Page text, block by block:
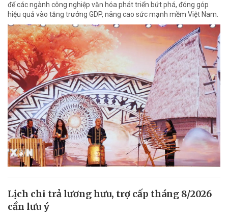
để các ngành công nghiệp văn hóa phát triển bứt phá, đóng góp
hiệu quả vào tăng trưởng GDP, nâng cao sức mạnh mềm Việt Nam.
Lịch chi trả lương hưu, trợ cấp tháng 8/2026
cần lưu ý